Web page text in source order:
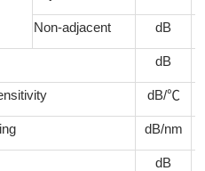
Non-adjacent dB
dB
dB/℃
dB/nm
dB